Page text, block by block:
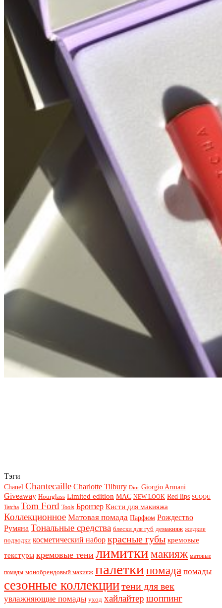
Тэги
Chanel Chantecaille Charlotte Tilbury Dior Giorgio Armani
Giveaway Hourglass Limited edition MAC NEW LOOK Red lips SUQQU
Tatcha Tom Ford Tools Бронзер Кисти для макияжа
Коллекционное Матовая помада Парфюм Рождество
Румяна Тональные средства блески для губ демакияж жидкие
подводки косметический набор красные губы кремовые
текстуры кремовые тени лимиткимакияж матовые
помады монобрендовый макияж палеткипомада помады
сезонные коллекциитени для век
увлажняющие помады уход хайлайтер шоппинг